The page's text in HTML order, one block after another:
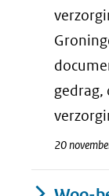
gedrag,
20